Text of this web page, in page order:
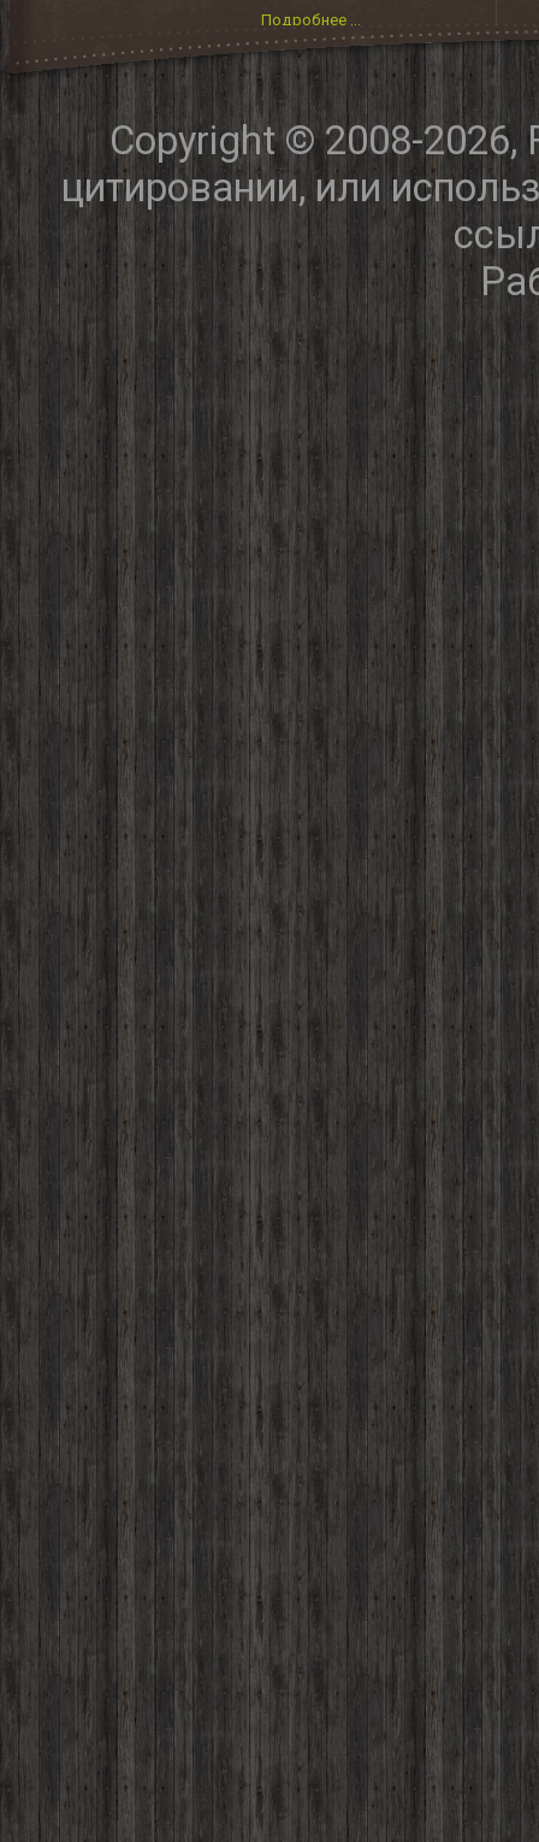
Подробнее ...
Copyright © 2008-
цитировании, или